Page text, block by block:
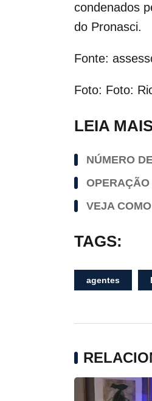
condenados
do Pronasci.
Fonte:
Foto: Foto:
LEIA
NÚMERO
VEJA
TAGS:
agentes